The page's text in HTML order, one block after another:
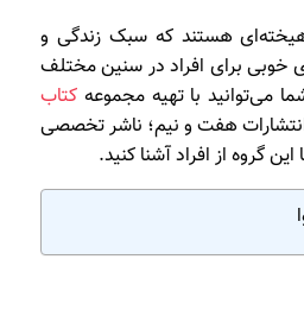
هستند که سبک زندگی و
خوبی برای افراد در سنین مختلف
می‌توانید با تهیه مجموعه کتاب
هفت و نیم؛ ناشر تخصصی
گروه از افراد آشنا کنید.